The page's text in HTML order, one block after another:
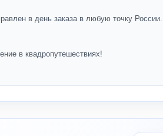
в день заказа в любую точку
в квадропутешествиях!